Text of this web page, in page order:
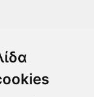
της